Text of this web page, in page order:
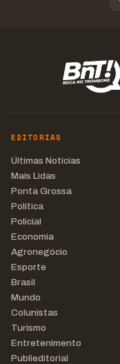
EDITORIAS
Últimas Notícias
Mais Lidas
Ponta Grossa
Política
Policial
Economia
Agronegócio
Esporte
Brasil
Mundo
Colunistas
Turismo
Entretenimento
Publieditorial